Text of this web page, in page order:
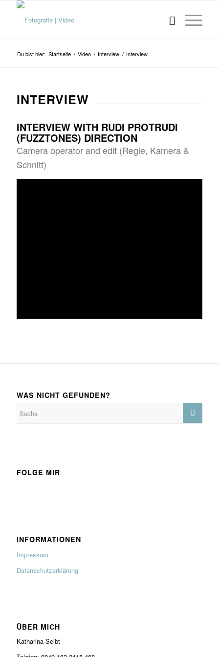
Du bist hier: Startseite / Video / Interview / Interview
INTERVIEW
INTERVIEW WITH RUDI PROTRUDI
(FUZZTONES) DIRECTION
Camera operator and edit (Regie, Kamera &
Schnitt)
WAS NICHT GEFUNDEN?
FOLGE MIR
INFORMATIONEN
Impressum
Datenschutzerklärung
ÜBER MICH
Katharina Seibt